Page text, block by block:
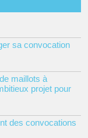
sa convocation
maillots à
projet pour
des convocations